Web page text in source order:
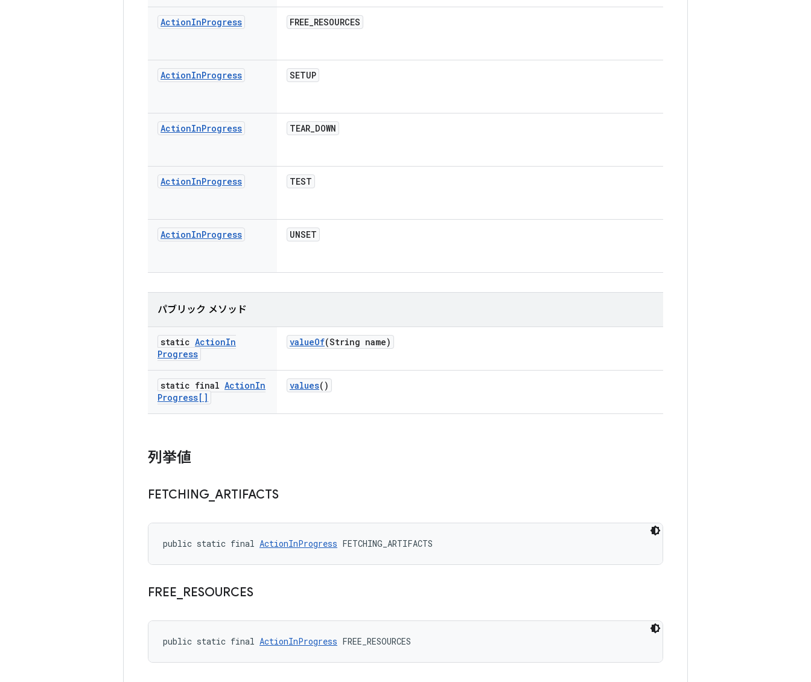
ActionInProgress FREE_RESOURCES
ActionInProgress SETUP
ActionInProgress TEAR_DOWN
ActionInProgress TEST
ActionInProgress UNSET
パブリック メソッド
static ActionIn
Progress
valueOf(String name)
static final ActionIn
Progress[]
values()
列挙値
FETCHING ARTIFACTS
public static final ActionInProgress FETCHING_ARTIFACTS
FREE RESOURCES
public static final ActionInProgress FREE_RESOURCES